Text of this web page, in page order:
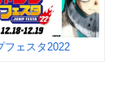
フェスタ2022